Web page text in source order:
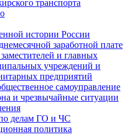
транспорта
истории России
заработной плате
и главных
учреждений и
предприятий
самоуправление
и чрезвычайные ситуации
делам ГО и ЧС
политика